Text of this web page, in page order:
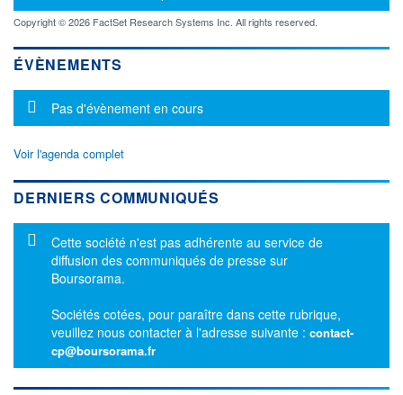
Copyright © 2026 FactSet Research Systems Inc. All rights reserved.
ÉVÈNEMENTS
Message d'information
Pas d'évènement en cours
Voir l'agenda complet
DERNIERS COMMUNIQUÉS
Message d'information
Cette société n'est pas adhérente au service de
diffusion des communiqués de presse sur
Boursorama.
Sociétés cotées, pour paraître dans cette rubrique,
veuillez nous contacter à l'adresse suivante : contact-
cp@boursorama.fr